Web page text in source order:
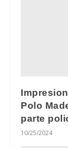
Polo
parte
10/25/2024